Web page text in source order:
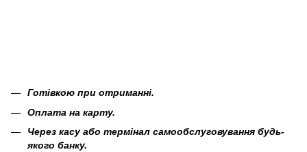
Готівкою при отриманні.
Оплата на карту.
Через касу або термінал самообслуговування будь-
якого банку.